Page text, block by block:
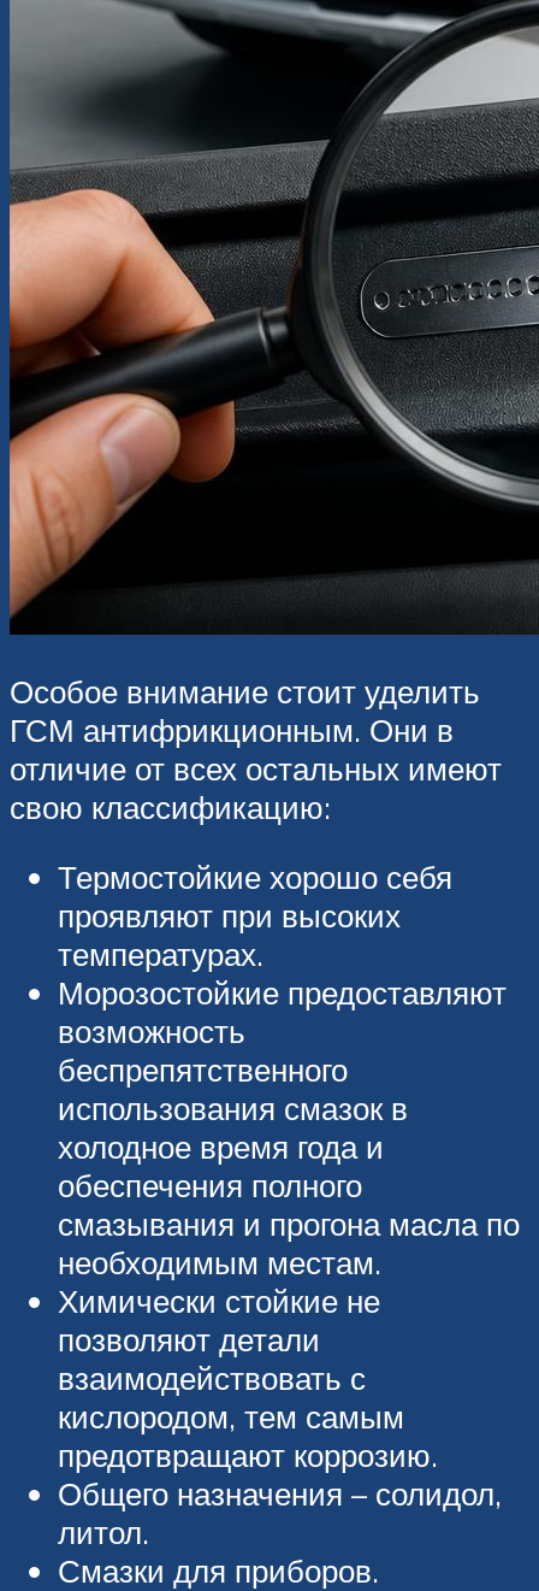
Особое внимание стоит уделить
ГСМ антифрикционным. Они в
отличие от всех остальных имеют
свою классификацию:
Термостойкие хорошо себя
проявляют при высоких
температурах.
Морозостойкие предоставляют
возможность
беспрепятственного
использования смазок в
холодное время года и
обеспечения полного
смазывания и прогона масла по
необходимым местам.
Химически стойкие не
позволяют детали
взаимодействовать с
кислородом, тем самым
предотвращают коррозию.
Общего назначения – солидол,
литол.
Смазки для приборов.